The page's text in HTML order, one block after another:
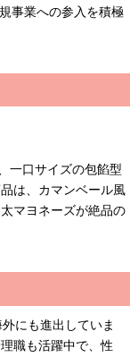
事業への参入を積極
一口サイズの包餡型
は、カマンベール風
マヨネーズが絶品の
にも進出していま
職も活躍中で、性